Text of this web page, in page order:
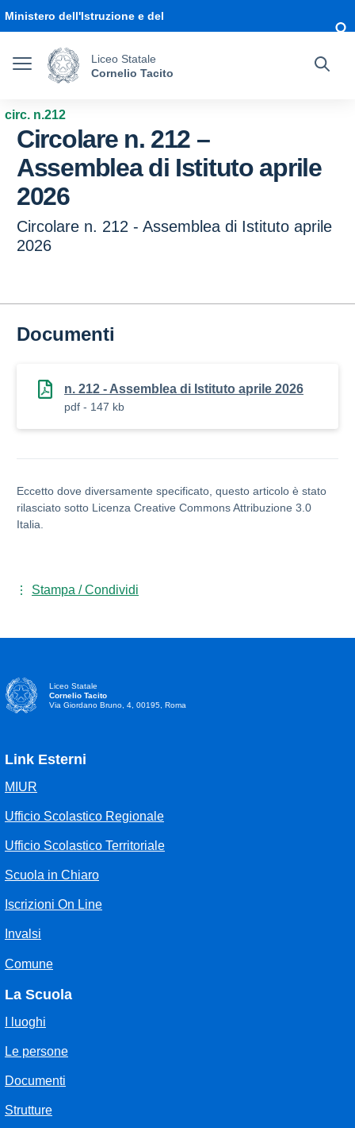
Ministero dell'Istruzione e del
Liceo Statale
Cornelio Tacito
circ. n.212
Circolare n. 212 –
Assemblea di Istituto aprile
2026
Circolare n. 212 - Assemblea di Istituto aprile
2026
Documenti
n. 212 - Assemblea di Istituto aprile 2026
pdf - 147 kb
Eccetto dove diversamente specificato, questo articolo è stato
rilasciato sotto Licenza Creative Commons Attribuzione 3.0
Italia.
Stampa / Condividi
Liceo Statale
Cornelio Tacito
Via Giordano Bruno, 4, 00195, Roma
Link Esterni
MIUR
Ufficio Scolastico Regionale
Ufficio Scolastico Territoriale
Scuola in Chiaro
Iscrizioni On Line
Invalsi
Comune
La Scuola
I luoghi
Le persone
Documenti
Strutture